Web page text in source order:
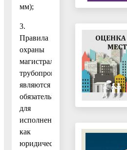
мм);
3.
Правила
охраны
магистральных
трубопроводов,
являются
обязательными
для
исполнения
как
юридическими,